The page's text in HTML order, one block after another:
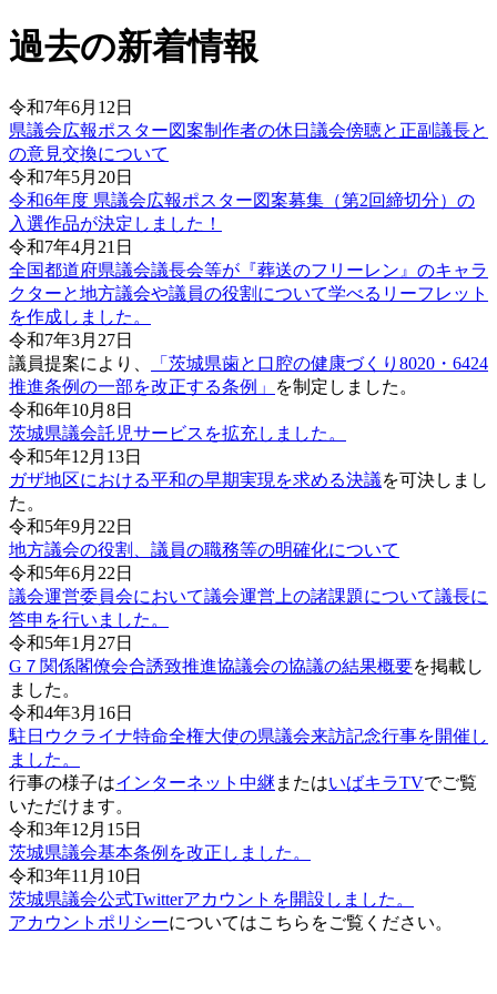
過去の新着情報
令和7年6月12日
県議会広報ポスター図案制作者の休日議会傍聴と正副議長と
の意見交換について
令和7年5月20日
令和6年度 県議会広報ポスター図案募集（第2回締切分）の
入選作品が決定しました！
令和7年4月21日
全国都道府県議会議長会等が『葬送のフリーレン』のキャラ
クターと地方議会や議員の役割について学べるリーフレット
を作成しました。
令和7年3月27日
議員提案により、
「茨城県歯と口腔の健康づくり8020・6424
推進条例の一部を改正する条例」
を制定しました。
令和6年10月8日
茨城県議会託児サービスを拡充しました。
令和5年12月13日
ガザ地区における平和の早期実現を求める決議を可決しまし
た。
令和5年9月22日
地方議会の役割、議員の職務等の明確化について
令和5年6月22日
議会運営委員会において議会運営上の諸課題について議長に
答申を行いました。
令和5年1月27日
G７関係閣僚会合誘致推進協議会の協議の結果概要を掲載し
ました。
令和4年3月16日
駐日ウクライナ特命全権大使の県議会来訪記念行事を開催し
ました。
行事の様子はインターネット中継 またはいばキラTVでご覧
いただけます。
令和3年12月15日
茨城県議会基本条例を改正しました。
令和3年11月10日
茨城県議会公式Twitterアカウントを開設しました。
アカウントポリシーについてはこちらをご覧ください。